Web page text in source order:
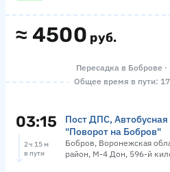
≈ 4500 руб.
Пересадка в Боброве ·
Общее время в пути:
03:15
Пост ДПС, Автобусная
"Поворот на Бобров"
Бобров, Воронежская
район, М-4 Дон, 596-й
2 ч 15 м
в пути